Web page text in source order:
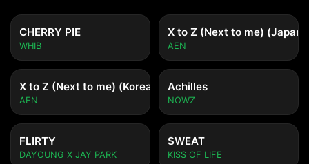
CHERRY PIE
WHIB
X to Z (Next to me)
AEN
X to Z (Next to me) (Korean ver.)
AEN
Achilles
NOWZ
FLIRTY
DAYOUNG X JAY PARK
SWEAT
KISS OF LIFE